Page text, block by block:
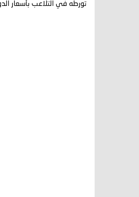
تورطه في التلاعب بأسعار